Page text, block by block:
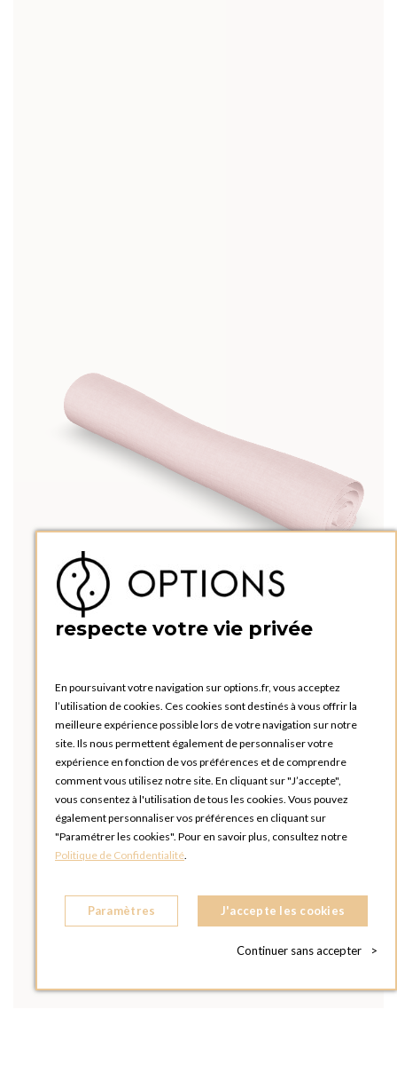
respecte votre vie privée
En poursuivant votre navigation sur options.fr, vous acceptez
l’utilisation de cookies. Ces cookies sont destinés à vous offrir la
meilleure expérience possible lors de votre navigation sur notre
site. Ils nous permettent également de personnaliser votre
expérience en fonction de vos préférences et de comprendre
comment vous utilisez notre site. En cliquant sur "J’accepte",
vous consentez à l'utilisation de tous les cookies. Vous pouvez
également personnaliser vos préférences en cliquant sur
"Paramétrer les cookies". Pour en savoir plus, consultez notre
Politique de Confidentialité.
Paramètres J'accepte les cookies
Continuer sans accepter >